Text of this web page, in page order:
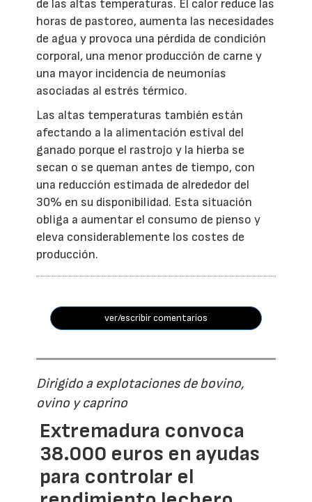
de las altas temperaturas. El calor reduce las
horas de pastoreo, aumenta las necesidades
de agua y provoca una pérdida de condición
corporal, una menor producción de carne y
una mayor incidencia de neumonías
asociadas al estrés térmico.
Las altas temperaturas también están
afectando a la alimentación estival del
ganado porque el rastrojo y la hierba se
secan o se queman antes de tiempo, con
una reducción estimada de alrededor del
30% en su disponibilidad. Esta situación
obliga a aumentar el consumo de pienso y
eleva considerablemente los costes de
producción.
ver/escribir comentarios
Dirigido a explotaciones de bovino,
ovino y caprino
Extremadura convoca
38.000 euros en ayudas
para controlar el